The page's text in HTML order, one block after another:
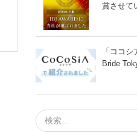
賞させて
「ココ
Bride